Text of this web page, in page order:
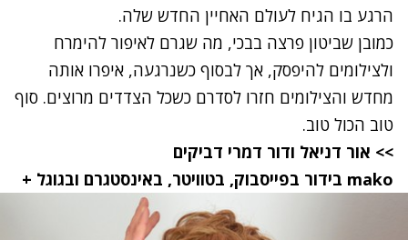
הרגע בו הגיח לעולם האחיין החדש שלה.
כמובן שביטון פרצה בבכי, מה שגרם לאיפור להימרח
ולצילומים להיפסק, אך לבסוף כשנרגעה, איפרו אותה
מחדש והצילומים חזרו לסדרם כשכל הצדדים מרוצים. סוף
טוב הכול טוב.
>> אור דניאל ודור דמרי דביקים
mako בידור בפייסבוק, בטוויטר, באינסטגרם ובגוגל +